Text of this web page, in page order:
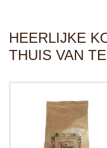
HEERLIJKE
THUIS VAN